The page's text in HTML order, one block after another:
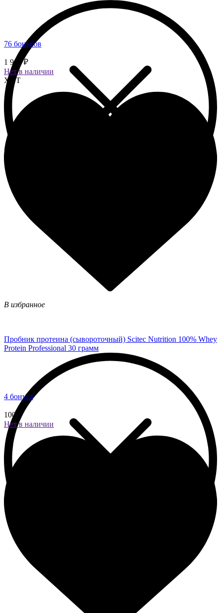
76 бонусов
1 900 ₽
Нет в наличии
ХИТ
В избранное
Пробник протеина (сывороточный) Scitec Nutrition 100% Whey
Protein Professional 30 грамм
4 бонуса
100 ₽
Нет в наличии